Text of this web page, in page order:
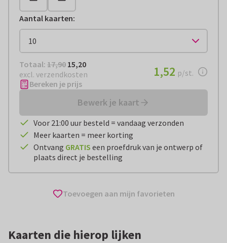
Aantal kaarten:
Totaal: € 15,20
Totaal: 17,90 15,20
excl. verzendkosten
€ 1,52per stuk
1,52 p/st.
Bereken je prijs
Bewerk je kaart
Voor 21:00 uur besteld = vandaag verzonden
Meer kaarten = meer korting
Ontvang GRATIS een proefdruk van je ontwerp of
plaats direct je bestelling
Toevoegen aan mijn favorieten
Kaarten die hierop lijken